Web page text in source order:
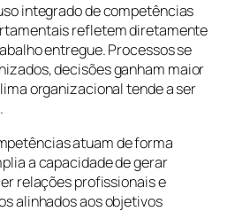
integrado de competências
refletem diretamente
entregue. Processos se
decisões ganham maior
organizacional tende a ser
atuam de forma
a capacidade de gerar
relações profissionais e
alinhados aos objetivos